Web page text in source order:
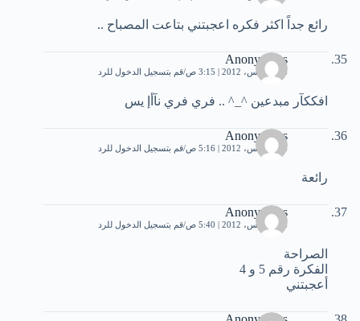
رائع جداً اكثر فكره اعجبتني بتاعت المصباح ..
Anonymous
6 أغسطس، 2012 | 3:15 ص قم بتسجيل الدخول للرد
افككآر مبدعين ^_^ .. فري فري نآأإ يس
Anonymous
6 أغسطس، 2012 | 5:16 ص قم بتسجيل الدخول للرد
رائعة
Anonymous
6 أغسطس، 2012 | 5:40 ص قم بتسجيل الدخول للرد
الصراحة
الفكرة رقم 5 و 4
أعجبتني